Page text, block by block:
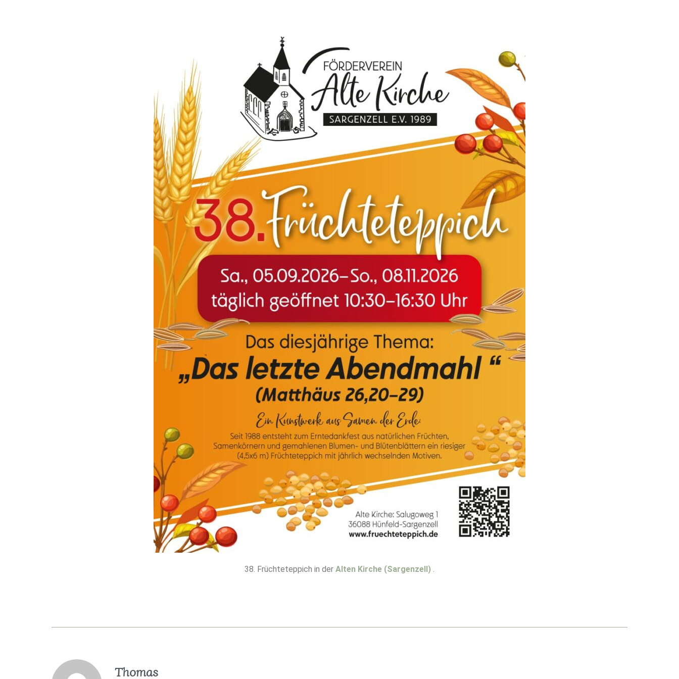
38. Früchteteppich in der Alten Kirche (Sargenzell) .
Thomas